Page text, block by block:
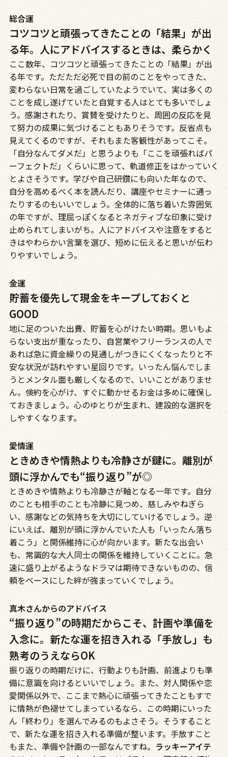
総合運
コツコツと頑張ってきたことの「結果」が出
る年。人にアドバイスするときは、柔らかく
ここ数年、コツコツと頑張ってきたことの「結果」が出
る年です。ただただ必死で目の前のことをやってきた、
変わらない日常を過ごしていたようでいて、実は多くの
ことを成し遂げていたと自覚する人はとても多いでしょ
う。感謝されたり、賞賛を受けたりと、周囲の反応を見
て努力の成果に気づけることもありそうです。反省点も
見えてくるのですが、それもまた客観性があってこそ。
「自分なんてダメだ」と思うよりも「ここを頑張ればパ
ーフェクトだ」くらいに思って、軌道修正をはかっていく
とよさそうです。学びや自己研鑽にも向いた年なので、
自分を高めるべく本を読んだり、講座やセミナーに通っ
たりするのもいいでしょう。全体的に落ち着いた雰囲気
の年ですが、理屈っぽくなるとネガティブな印象に受け
止められてしまいがち。人にアドバイスや注意をすると
きはやわらかい言葉を選び、短めに伝えると思いが伝わ
りやすいでしょう。
金運
貯蓄を優先して現金をキープしておくと
GOOD
地に足のついた出費、貯蓄を心がけたい時期。思いもよ
らない支出が重なったり、自営業やフリーランスの人で
あれば急に資金繰りの見通しがつきにくくなったりと不
安な状況が訪れやすい星回りです。いったん悩んでしま
うとメンタル面も厳しくなるので、いいことがありませ
ん。倹約を心がけ、すぐに動かせるお金は多めに確保し
ておきましょう。心のゆとりが生まれ、建設的な選択を
しやすくなります。
愛情運
ときめきや情熱よりも冷静さが鍵に。離別が
頭に浮かんでも“振り返り”が◎
ときめきや情熱よりも冷静さが軸となる一年です。自分
のことも相手のことも冷静に見つめ、慈しみやねぎら
い、感謝などの気持ちを大切にしていけるでしょう。逆
にいえば、離別が頭に浮かんでいた人も「いったん落ち
着こう」と関係維持に心が向かいます。新たな出会い
も、常識的な大人同士の関係を維持していくことに。急
速に盛り上がるようなドラマは期待できないものの、信
頼をベースにした絆が強まっていくでしょう。
真木さんからのアドバイス
“振り返り”の時期だからこそ、計画や準備を
入念に。新たな運を招き入れる「手放し」も
熟考のうえならOK
振り返りの時期だけに、行動よりも計画、前進よりも準
備に意識を向けるといいでしょう。また、対人関係や恋
愛関係以外で、ここまで熱心に頑張ってきたこともすで
に情熱が色褪せてしまっているなら、この時期にいった
ん「終わり」を選んでみるのもよさそう。そうすること
で、新たな運を招き入れる準備が整います。手放すこと
もまた、準備や計画の一部なんですね。 ラッキーアイテ